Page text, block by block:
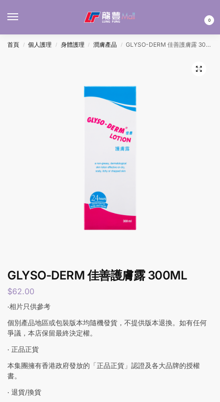
0
首頁 / 個人護理 / 身體護理 / 潤膚產品 / GLYSO-DERM 佳善護膚露 300ML
GLYSO-DERM 佳善護膚露 300ML
$62.00
‧相片只供參考
個別產品地區或包裝版本均隨機發貨，不提供版本退換。如有任何
爭議，本店保留最終決定權。
‧ 正品正貨
本集團擁有香港政府發放的「正品正貨」認證及各大品牌的授權
書。
‧ 退貨/換貨